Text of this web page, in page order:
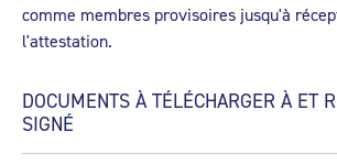
comme membres provisoires jusqu'à
l'attestation.
DOCUMENTS À TÉLÉCHARGER À ET
SIGNÉ